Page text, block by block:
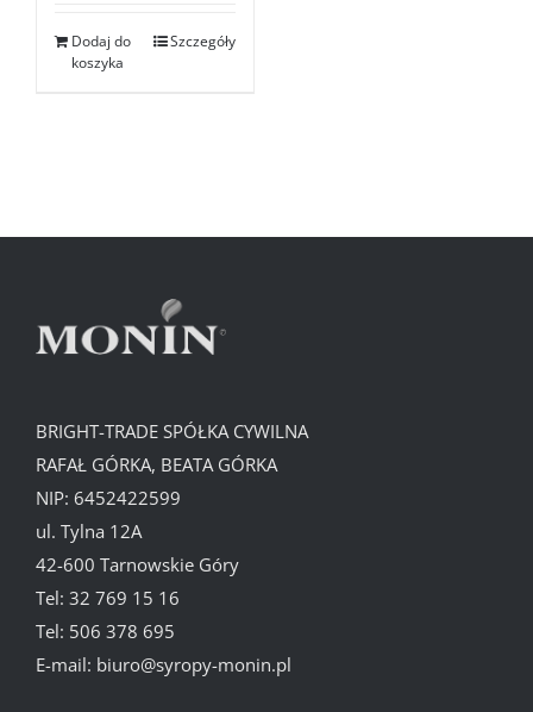
Dodaj do
koszyka
Szczegóły
BRIGHT-TRADE SPÓŁKA CYWILNA
RAFAŁ GÓRKA, BEATA GÓRKA
NIP: 6452422599
ul. Tylna 12A
42-600 Tarnowskie Góry
Tel: 32 769 15 16
Tel: 506 378 695
E-mail: biuro@syropy-monin.pl